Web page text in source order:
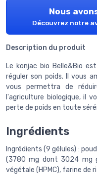
Nous
Découvrez notre
Description du produit
Le konjac bio Belle&Bio
réguler son poids. Il vous
vous permettra de
l'agriculture biologique, il
perte de poids en toute
Ingrédients
Ingrédients (9 gélules) :
(3780 mg dont 3024 mg
végétale (HPMC), farine de